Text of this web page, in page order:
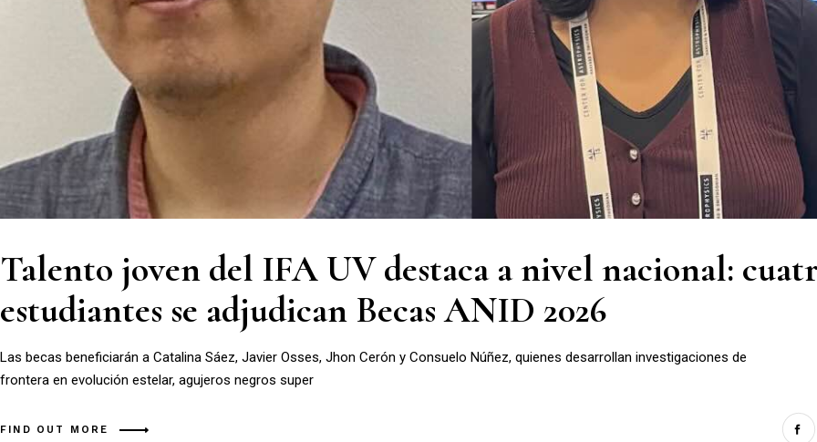
Talento joven del IFA UV destaca a nivel nacional:
estudiantes se adjudican Becas ANID 2026
Las becas beneficiarán a Catalina Sáez, Javier Osses, Jhon Cerón y Consuelo Núñez, quienes desarrollan investigaciones de
frontera en evolución estelar, agujeros negros super
FIND OUT MORE